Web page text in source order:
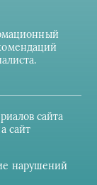
сайта
сайт
нарушений